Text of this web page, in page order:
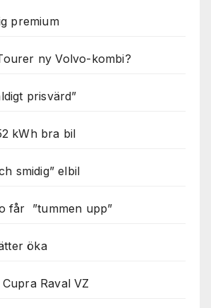
premium
ny Volvo-kombi?
prisvärd”
kWh bra bil
smidig” elbil
får ”tummen upp”
öka
Raval VZ